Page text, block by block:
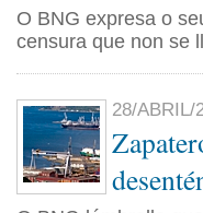
O BNG expresa o
censura que non se
28/ABRIL/